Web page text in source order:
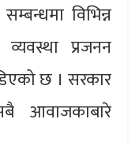
विभिन्न
प्रजनन
छ । सरकार
आवाजकाबारे